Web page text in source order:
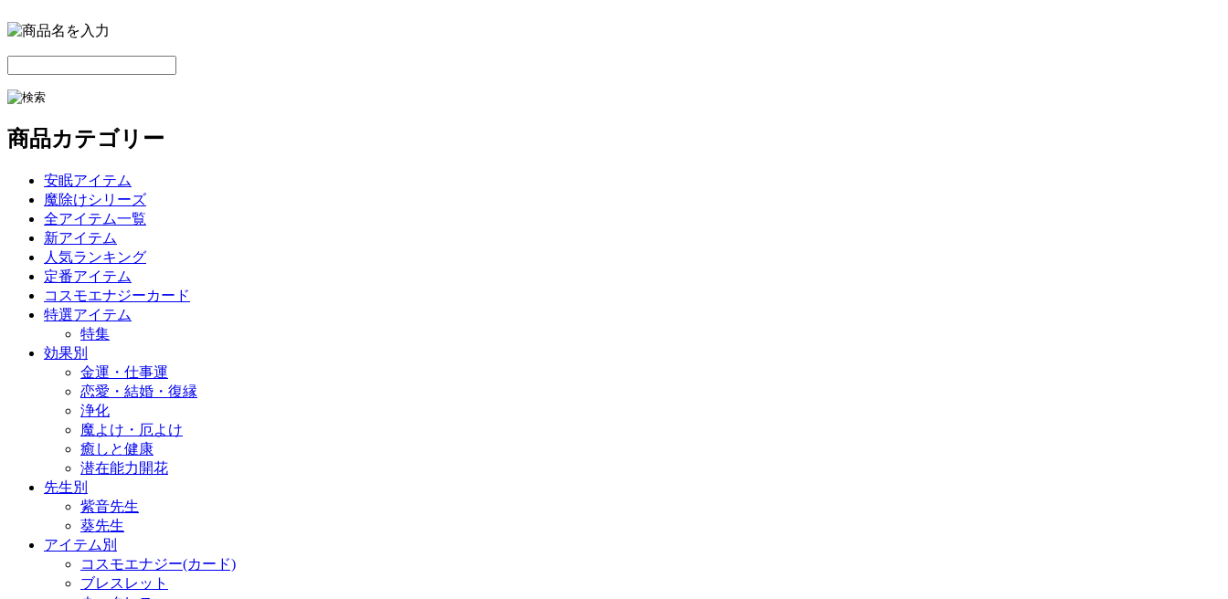
商品カテゴリー
安眠アイテム
魔除けシリーズ
全アイテム一覧
新アイテム
人気ランキング
定番アイテム
コスモエナジーカード
特選アイテム
特集
効果別
金運・仕事運
恋愛・結婚・復縁
浄化
魔よけ・厄よけ
癒しと健康
潜在能力開花
先生別
紫音先生
葵先生
アイテム別
コスモエナジー(カード)
ブレスレット